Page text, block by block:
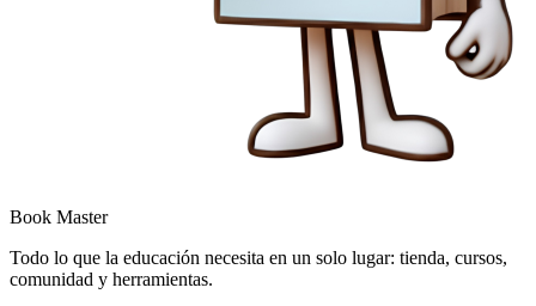
Book Master
Todo lo que la educación necesita en un solo lugar: tienda, cursos,
comunidad y herramientas.